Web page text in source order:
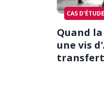
CAS D'ÉTUDE
Quand
une vis